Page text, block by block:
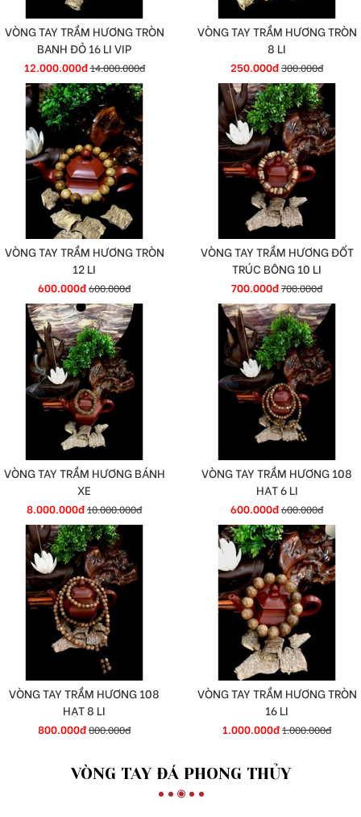
VÒNG TAY TRẦM HƯƠNG TRÒN
BANH ĐỎ 16 LI VIP
12.000.000đ14.000.000đ
VÒNG TAY TRẦM HƯƠNG TRÒN
8 LI
250.000đ300.000đ
VÒNG TAY TRẦM HƯƠNG TRÒN
12 LI
600.000đ600.000đ
VÒNG TAY TRẦM HƯƠNG ĐỐT
TRÚC BÔNG 10 LI
700.000đ700.000đ
VÒNG TAY TRẦM HƯƠNG BÁNH
XE
8.000.000đ10.000.000đ
VÒNG TAY TRẦM HƯƠNG 108
HẠT 6 LI
600.000đ600.000đ
VÒNG TAY TRẦM HƯƠNG 108
HẠT 8 LI
800.000đ800.000đ
VÒNG TAY TRẦM HƯƠNG TRÒN
16 LI
1.000.000đ1.000.000đ
VÒNG TAY ĐÁ PHONG THỦY